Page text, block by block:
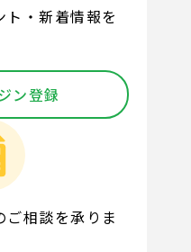
・新着情報を
ン登録
相談を承りま